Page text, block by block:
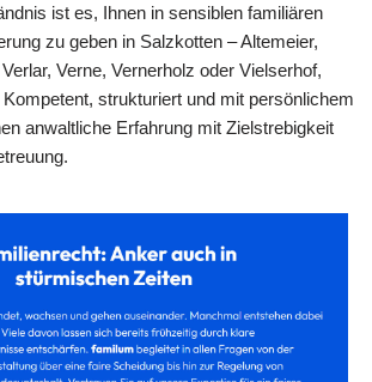
ist es, Ihnen in sensiblen familiären
zu geben in Salzkotten – Altemeier,
Verne, Vernerholz oder Vielserhof,
strukturiert und mit persönlichem
anwaltliche Erfahrung mit Zielstrebigkeit